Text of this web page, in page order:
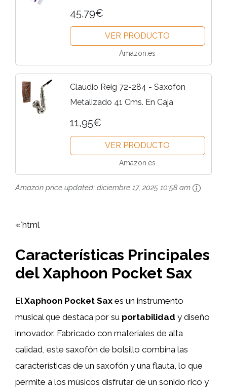
Pera - incluye estuche y kit de
45,79€
VER PRODUCTO
Amazon.es
Claudio Reig 72-284 - Saxofon
Metalizado 41 Cms. En Caja
11,95€
VER PRODUCTO
Amazon.es
Amazon price updated: diciembre 17, 2025 10:58 am
«`html
Características Principales
del Xaphoon Pocket Sax
ElXaphoon Pocket Sax es un instrumento
musical que destaca por su portabilidad y diseño
innovador. Fabricado con materiales de alta
calidad, este saxofón de bolsillo combina las
características de un saxofón y una flauta, lo que
permite a los músicos disfrutar de un sonido rico y